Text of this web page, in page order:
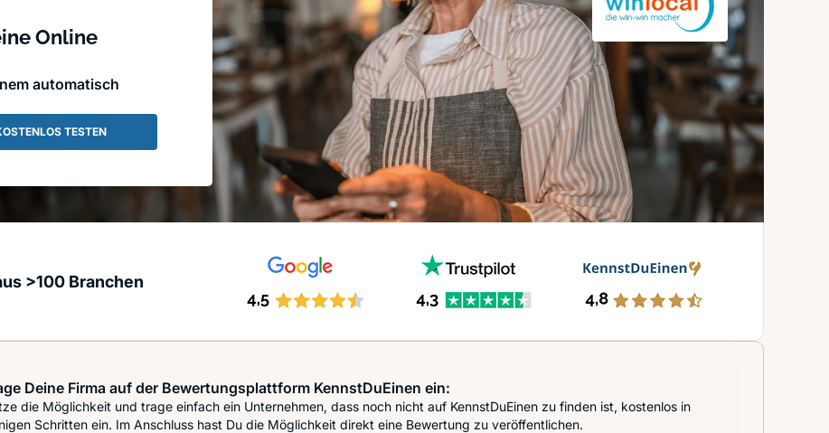
Online
automatisch
TESTEN
>100 Branchen
Deine Firma auf der Bewertungsplattform KennstDuEinen ein:
die Möglichkeit und trage einfach ein Unternehmen, dass noch nicht auf KennstDuEinen zu finden ist, kostenlos in
Schritten ein. Im Anschluss hast Du die Möglichkeit direkt eine Bewertung zu veröffentlichen.